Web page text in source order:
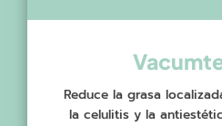
Reduce la grasa
la celulitis y la